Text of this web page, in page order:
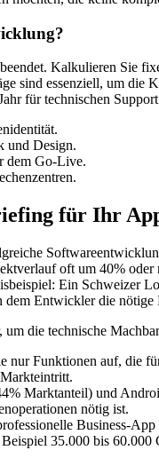
Kalkulieren Sie
sind essenziell, um die
für technischen
und Design.
dem Go-Live.
für Ihr
oft um 40%
Ein Schweizer
Entwickler die
die technische
nur Funktionen auf, die
Marktanteil) und
nötig ist.
Business-
35.000 bis